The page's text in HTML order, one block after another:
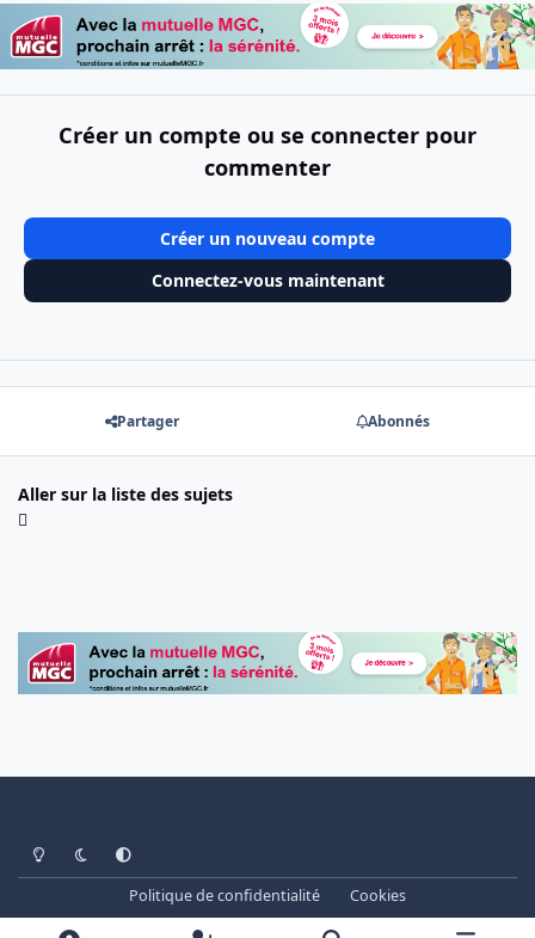
Créer un compte ou se connecter pour
commenter
Créer un nouveau compte
Connectez-vous maintenant
Partager Abonnés
Aller sur la liste des sujets
Light ModeDark ModeSystem Preference
Politique de confidentialité
Cookies
www.cheminots.net - Forum Libre depuis 2003